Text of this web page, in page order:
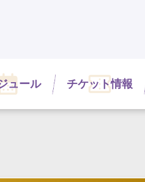
を。
ュール チケット情報